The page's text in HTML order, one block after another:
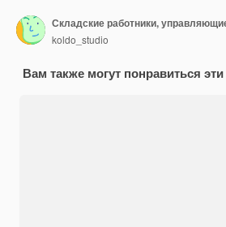
koldo_studio
Вам также могут понравиться